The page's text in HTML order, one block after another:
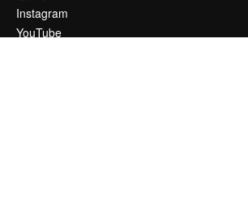
Instagram
YouTube